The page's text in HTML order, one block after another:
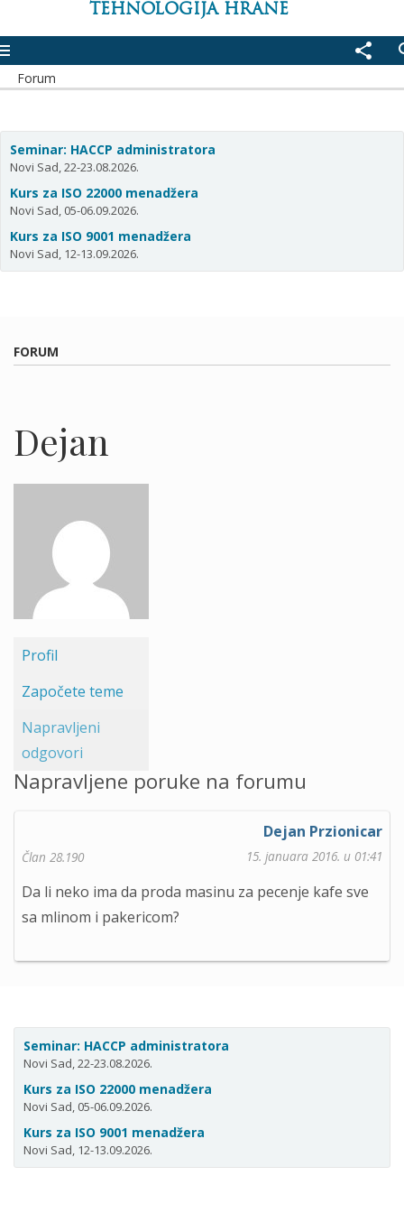
TEHNOLOGIJA HRANE
share
Forum
Seminar: HACCP administratora
Novi Sad, 22-23.08.2026.
Kurs za ISO 22000 menadžera
Novi Sad, 05-06.09.2026.
Kurs za ISO 9001 menadžera
Novi Sad, 12-13.09.2026.
FORUM
Dejan
Profil
Započete teme
Napravljeni
odgovori
Napravljene poruke na forumu
Dejan Przionicar
Član 28.190 15. januara 2016. u 01:41
Da li neko ima da proda masinu za pecenje kafe sve
sa mlinom i pakericom?
Seminar: HACCP administratora
Novi Sad, 22-23.08.2026.
Kurs za ISO 22000 menadžera
Novi Sad, 05-06.09.2026.
Kurs za ISO 9001 menadžera
Novi Sad, 12-13.09.2026.